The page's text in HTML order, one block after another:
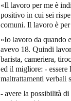
«Il lavoro per me è
positivo in cui sei
comuni. Il lavoro è
«Io lavoro da quando
avevo 18. Quindi
barista, cameriera,
ed il migliore: - essere
maltrattamenti verbali
- avere la possibilità